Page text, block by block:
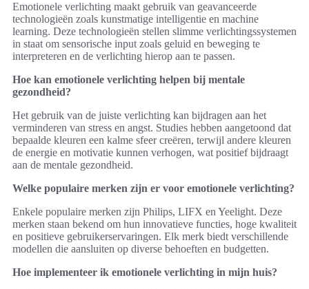
Emotionele verlichting maakt gebruik van geavanceerde
technologieën zoals kunstmatige intelligentie en machine
learning. Deze technologieën stellen slimme verlichtingssystemen
in staat om sensorische input zoals geluid en beweging te
interpreteren en de verlichting hierop aan te passen.
Hoe kan emotionele verlichting helpen bij mentale
gezondheid?
Het gebruik van de juiste verlichting kan bijdragen aan het
verminderen van stress en angst. Studies hebben aangetoond dat
bepaalde kleuren een kalme sfeer creëren, terwijl andere kleuren
de energie en motivatie kunnen verhogen, wat positief bijdraagt
aan de mentale gezondheid.
Welke populaire merken zijn er voor emotionele verlichting?
Enkele populaire merken zijn Philips, LIFX en Yeelight. Deze
merken staan bekend om hun innovatieve functies, hoge kwaliteit
en positieve gebruikerservaringen. Elk merk biedt verschillende
modellen die aansluiten op diverse behoeften en budgetten.
Hoe implementeer ik emotionele verlichting in mijn huis?